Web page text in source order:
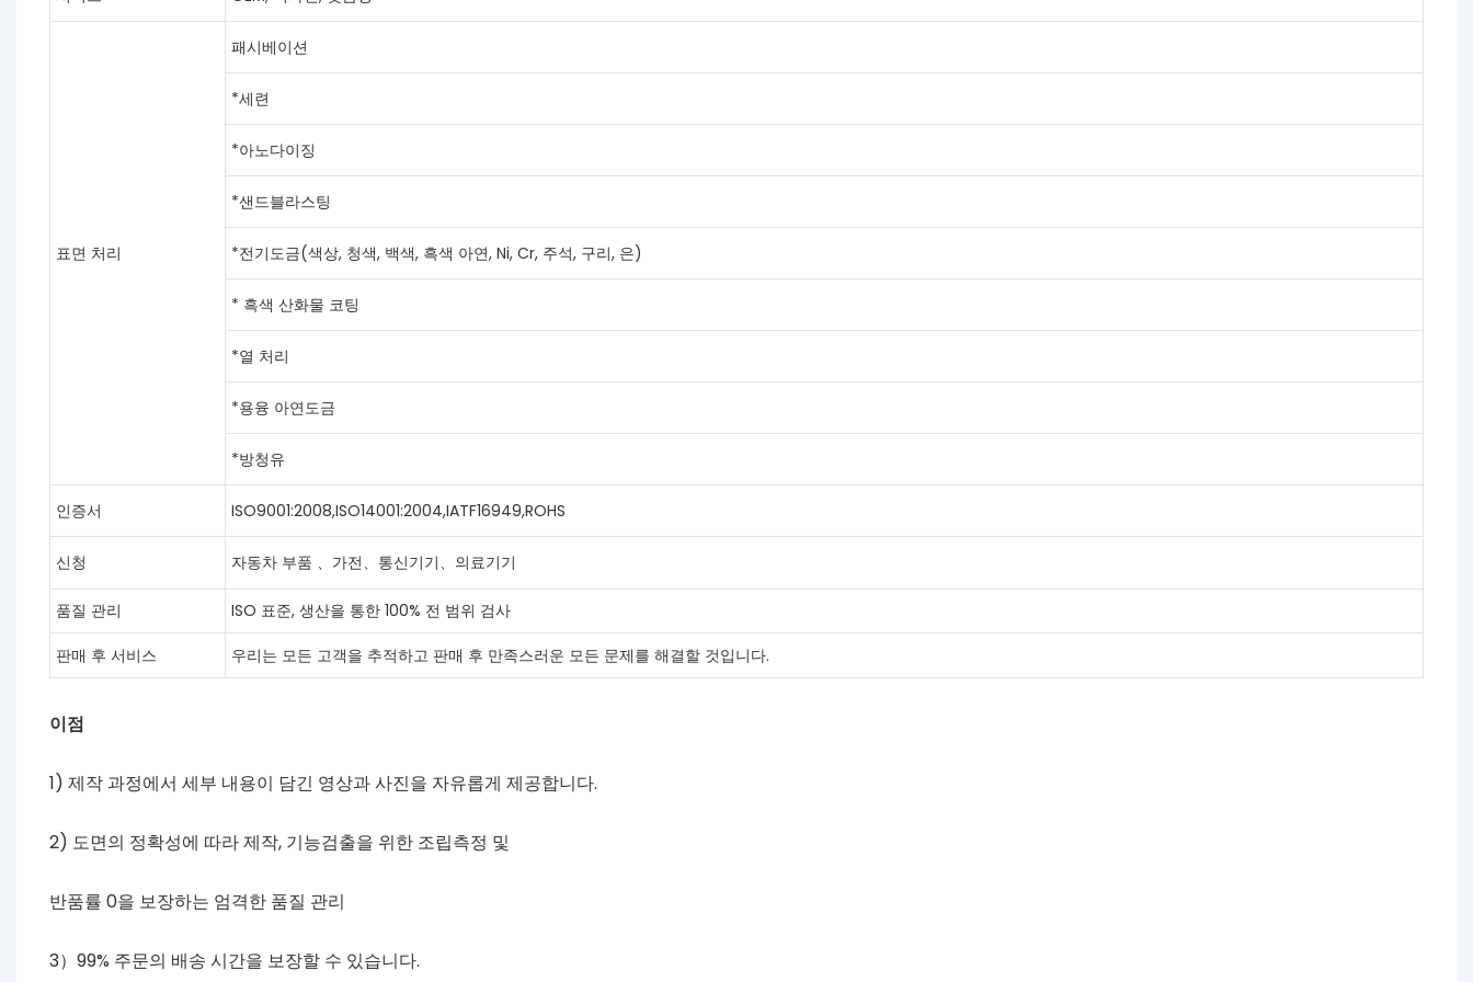
표면 처리
패시베이션
*세련
*아노다이징
*샌드블라스팅
*전기도금(색상, 청색, 백색, 흑색 아연, Ni, Cr, 주석, 구리, 은)
* 흑색 산화물 코팅
*열 처리
*용융 아연도금
*방청유
인증서 ISO9001:2008,ISO14001:2004,IATF16949,ROHS
신청 자동차 부품 、가전、통신기기、의료기기
품질 관리 ISO 표준, 생산을 통한 100% 전 범위 검사
판매 후 서비스 우리는 모든 고객을 추적하고 판매 후 만족스러운 모든 문제를 해결할 것입니다.
이점
1) 제작 과정에서 세부 내용이 담긴 영상과 사진을 자유롭게 제공합니다.
2) 도면의 정확성에 따라 제작, 기능검출을 위한 조립측정 및
반품률 0을 보장하는 엄격한 품질 관리
3）99% 주문의 배송 시간을 보장할 수 있습니다.